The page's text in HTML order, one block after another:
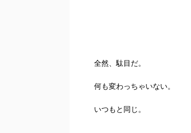
全然、駄目だ。
何も変わっちゃいない。
いつもと同じ。